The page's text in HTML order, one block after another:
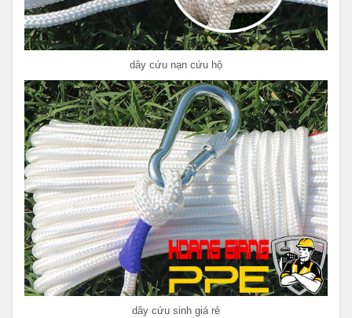
dây cứu nạn cứu hộ
dây cứu sinh giá rẻ